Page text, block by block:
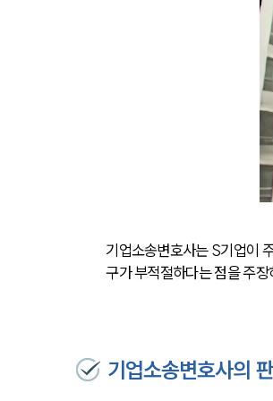
기업소송변호사는 S기업이
구가 부적절하다는 점을 주장
기업소송변호사의